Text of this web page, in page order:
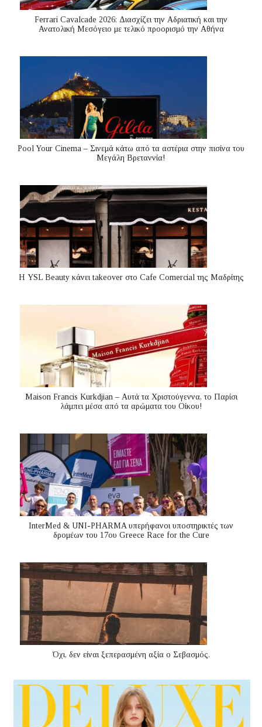
Ferrari Cavalcade 2026: Διασχίζει την Αδριατική και την
Ανατολική Μεσόγειo με τελικό προορισμό την Αθήνα
Pool Your Cinema – Σινεμά κάτω από τα αστέρια στην πισίνα του
Μεγάλη Βρεταννία!
Η YSL Beauty κάνει takeover στο Cafe Comercial της Μαδρίτης
Maison Francis Kurkdjian – Αυτά τα Χριστούγεννα, το Παρίσι
λάμπει μέσα από τα αρώματα του Οίκου!
InterMed & UNI-PHARMA υπερήφανοι υποστηρικτές των
δρομέων του 17ου Greece Race for the Cure
Όχι, δεν είναι ξεπερασμένη αξία ο Σεβασμός.